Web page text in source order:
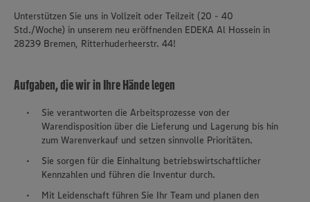
Unterstützen Sie uns in Vollzeit oder Teilzeit (20 - 40
Std./Woche) in unserem neu eröffnenden EDEKA Al Hossein in
28239 Bremen, Ritterhuderheerstr. 44!
Aufgaben, die wir in Ihre Hände legen
Sie verantworten die Arbeitsprozesse von der
Warendisposition über die Lieferung und Lagerung bis hin
zum Warenverkauf und setzen sinnvolle Prioritäten.
Sie sorgen für die Einhaltung betriebswirtschaftlicher
Kennzahlen und führen die Inventur durch.
Mit Leidenschaft führen Sie Ihr Team und planen den